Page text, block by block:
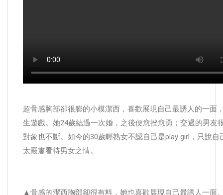
超骨感胸部卻很膨的小模潔西，喜歡展現自己最誘人的一面
生遊戲。她24歲結過一次婚，之後便愈挫愈勇；交過的男友
對象也不斷。如今的30歲輕熟女不認自己是play girl，只說自
太嚴肅看待男女之情。
▲骨感的潔西胸部卻很有料，她也喜歡展現自己最誘人一面